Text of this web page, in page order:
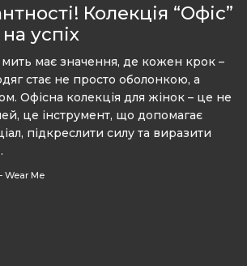
Колекція “Офіс”
успіх
мить має значення, де кожен крок –
стає не просто оболонкою, а
Офісна колекція для жінок – це не
це інструмент, що допомагає
підкреслити силу та виразити
Wear Me